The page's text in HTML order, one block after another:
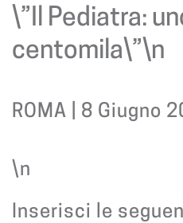
\”Il Pediatra:
centomila\”\n
ROMA | 8 Giugno
\n
Inserisci le